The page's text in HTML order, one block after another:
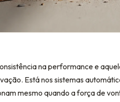
na performance e
Está nos sistemas
mesmo quando a força de